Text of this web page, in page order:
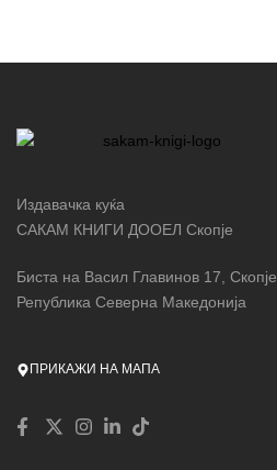
Издавачка куќа
САКАМ КНИГИ ДООЕЛ Скопје
Биста на Васил Главинов 17, Скопје,
Република Северна Македонија
ПРИКАЖИ НА МАПА